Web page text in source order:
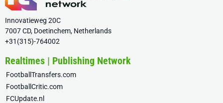
Innovatieweg 20C
7007 CD, Doetinchem, Netherlands
+31(315)-764002
Realtimes | Publishing Network
FootballTransfers.com
FootballCritic.com
FCUpdate.nl